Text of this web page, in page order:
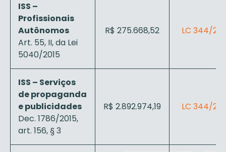
ISS –
Profissionais
Autônomos
Art. 55, II, da Lei
5040/2015
R$ 275.668,52 LC 344/
ISS – Serviços
de propaganda
e publicidades
Dec. 1786/2015,
art. 156, § 3
R$ 2.892.974,19 LC 344/